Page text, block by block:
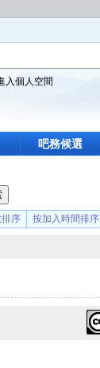
入個人空間
吧務候選
序 按加入時間排序